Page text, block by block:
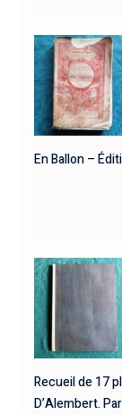
En Ballon –
Recueil de 17
D’Alembert.